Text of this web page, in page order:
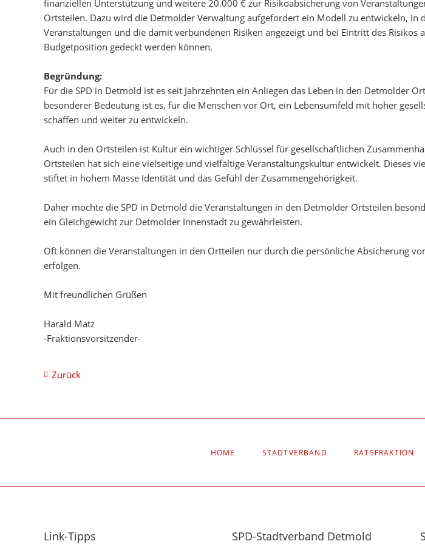
finanziellen Unterstützung und weitere 20.000 € zur Risikoabsicherung von
Ortsteilen. Dazu wird die Detmolder Verwaltung aufgefordert ein Modell zu entwickeln, in
Veranstaltungen und die damit verbundenen Risiken angezeigt und bei Eintritt des Risikos
Budgetposition gedeckt werden können.
Begründung:
Für die SPD in Detmold ist es seit Jahrzehnten ein Anliegen das Leben in den Detmolder
besonderer Bedeutung ist es, für die Menschen vor Ort, ein Lebensumfeld mit hoher
schaffen und weiter zu entwickeln.
Auch in den Ortsteilen ist Kultur ein wichtiger Schlüssel für gesellschaftlichen
Ortsteilen hat sich eine vielseitige und vielfältige Veranstaltungskultur entwickelt. Dieses
stiftet in hohem Masse Identität und das Gefühl der Zusammengehörigkeit.
Daher möchte die SPD in Detmold die Veranstaltungen in den Detmolder Ortsteilen
ein Gleichgewicht zur Detmolder Innenstadt zu gewährleisten.
Oft können die Veranstaltungen in den Ortteilen nur durch die persönliche Absicherung
erfolgen.
Mit freundlichen Grüßen
Harald Matz
-Fraktionsvorsitzender-
Zurück
ÜBERSPRINGEN
HOME STADTVERBAND RATSFRAKTION
Link-Tipps SPD-Stadtverband Detmold